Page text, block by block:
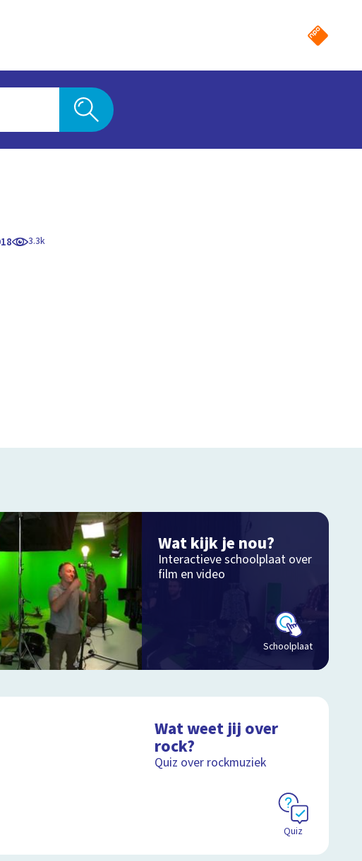
3.3k
Wat kijk je nou?
Interactieve schoolplaat over
film en video
Schoolplaat
Wat weet jij over
rock?
Quiz over rockmuziek
Quiz